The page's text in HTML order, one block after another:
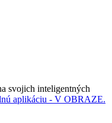
svojich inteligentných
aplikáciu - V OBRAZE.